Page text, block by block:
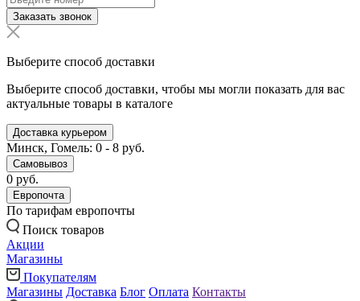
Заказать звонок
Выберите способ доставки
Выберите способ доставки, чтобы мы могли показать для вас
актуальные товары в каталоге
Доставка курьером
Минск, Гомель: 0 - 8 руб.
Самовывоз
0 руб.
Европочта
По тарифам европочты
Поиск товаров
Акции
Магазины
Покупателям
Магазины Доставка Блог Оплата Контакты